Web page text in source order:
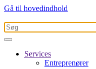
Gå til hovedindhold
Services
Entreprenører